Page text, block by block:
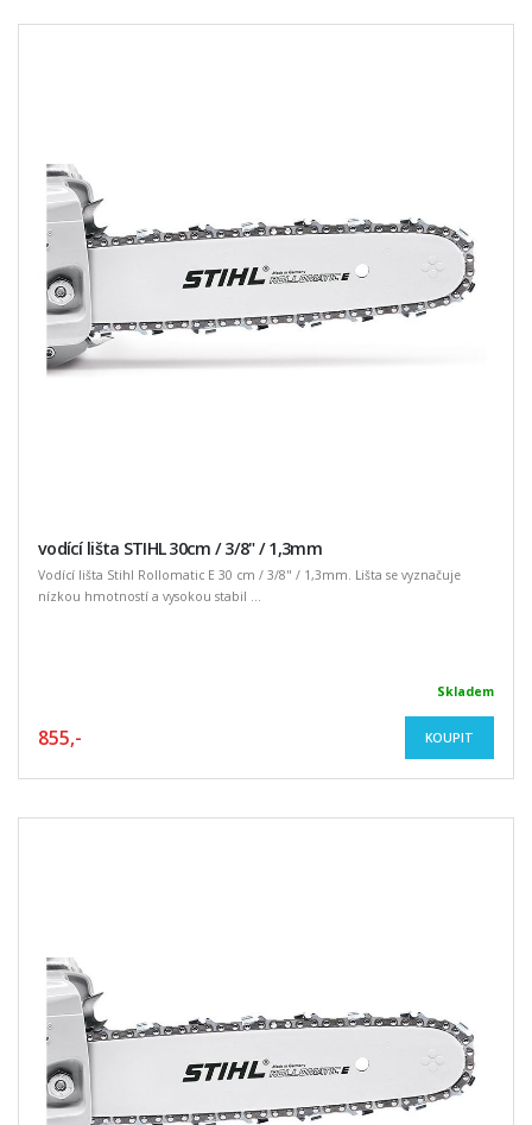
vodící lišta STIHL 30cm / 3/8" / 1,3mm
Vodící lišta Stihl Rollomatic E 30 cm / 3/8" / 1,3mm. Lišta se vyznačuje
nízkou hmotností a vysokou stabil ...
Skladem
855,- KOUPIT